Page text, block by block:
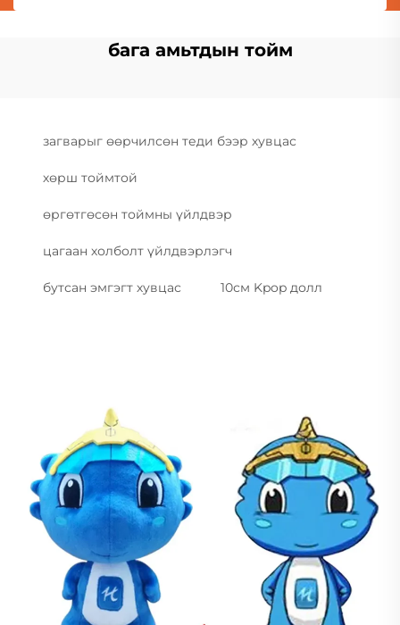
бага амьтдын тойм
загварыг өөрчилсөн теди бээр хувцас
хөрш тоймтой
өргөтгөсөн тоймны үйлдвэр
цагаан холболт үйлдвэрлэгч
бутсан эмгэгт хувцас 10см Kpop долл